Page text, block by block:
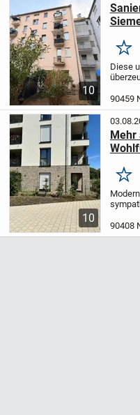
10
Diese
90459
10
Mehr
bietet
90408